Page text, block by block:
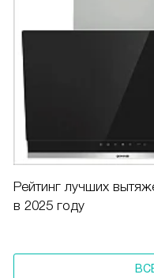
Рейтинг лучших
в 2025 году